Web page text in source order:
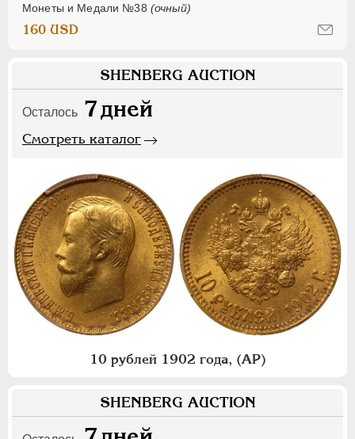
Монеты и Медали №38 (очный)
160 USD
SHENBERG AUCTION
Осталось 7дней
Смотреть каталог
10 рублей 1902 года, (АР)
SHENBERG AUCTION